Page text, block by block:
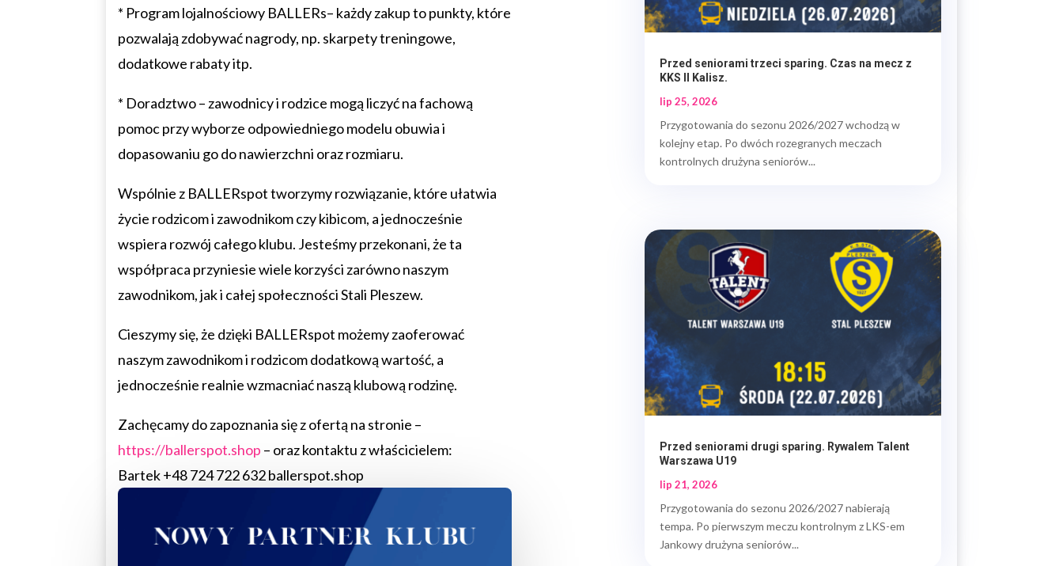
* Program lojalnościowy BALLERs– każdy zakup to punkty, które
pozwalają zdobywać nagrody, np. skarpety treningowe,
dodatkowe rabaty itp.
* Doradztwo – zawodnicy i rodzice mogą liczyć na fachową
pomoc przy wyborze odpowiedniego modelu obuwia i
dopasowaniu go do nawierzchni oraz rozmiaru.
Wspólnie z BALLERspot tworzymy rozwiązanie, które ułatwia
życie rodzicom i zawodnikom czy kibicom, a jednocześnie
wspiera rozwój całego klubu. Jesteśmy przekonani, że ta
współpraca przyniesie wiele korzyści zarówno naszym
zawodnikom, jak i całej społeczności Stali Pleszew.
Cieszymy się, że dzięki BALLERspot możemy zaoferować
naszym zawodnikom i rodzicom dodatkową wartość, a
jednocześnie realnie wzmacniać naszą klubową rodzinę.
Zachęcamy do zapoznania się z ofertą na stronie –
https://ballerspot.shop – oraz kontaktu z właścicielem:
Bartek +48 724 722 632 ballerspot.shop
Przed seniorami trzeci sparing. Czas na mecz z
KKS II Kalisz.
lip 25, 2026
Przygotowania do sezonu 2026/2027 wchodzą w
kolejny etap. Po dwóch rozegranych meczach
kontrolnych drużyna seniorów...
Przed seniorami drugi sparing. Rywalem Talent
Warszawa U19
lip 21, 2026
Przygotowania do sezonu 2026/2027 nabierają
tempa. Po pierwszym meczu kontrolnym z LKS-em
Jankowy drużyna seniorów...